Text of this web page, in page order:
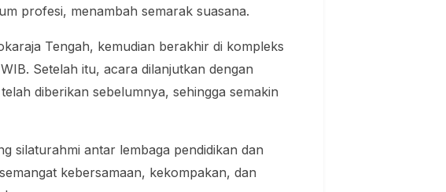
profesi, menambah semarak suasana.
Tengah, kemudian berakhir di kompleks
Setelah itu, acara dilanjutkan dengan
diberikan sebelumnya, sehingga semakin
silaturahmi antar lembaga pendidikan dan
kebersamaan, kekompakan, dan